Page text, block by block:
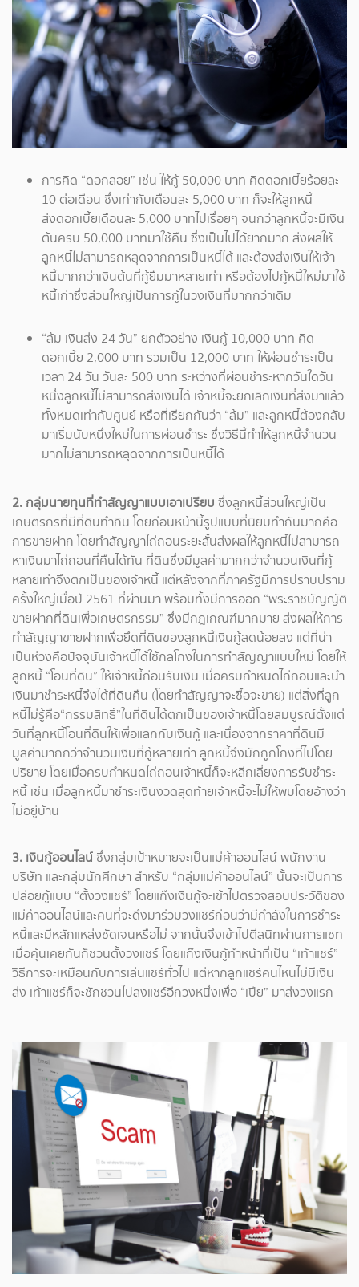
การคิด “ดอกลอย” เช่น ให้กู้ 50,000 บาท คิดดอกเบี้ยร้อยละ
10 ต่อเดือน ซึ่งเท่ากับเดือนละ 5,000 บาท ก็จะให้ลูกหนี้
ส่งดอกเบี้ยเดือนละ 5,000 บาทไปเรื่อยๆ จนกว่าลูกหนี้จะมีเงิน
ต้นครบ 50,000 บาทมาใช้คืน ซึ่งเป็นไปได้ยากมาก ส่งผลให้
ลูกหนี้ไม่สามารถหลุดจากการเป็นหนี้ได้ และต้องส่งเงินให้เจ้า
หนี้มากกว่าเงินต้นที่กู้ยืมมาหลายเท่า หรือต้องไปกู้หนี้ใหม่มาใช้
หนี้เก่าซึ่งส่วนใหญ่เป็นการกู้ในวงเงินที่มากกว่าเดิม
“ล้ม เงินส่ง 24 วัน” ยกตัวอย่าง เงินกู้ 10,000 บาท คิด
ดอกเบี้ย 2,000 บาท รวมเป็น 12,000 บาท ให้ผ่อนชำระเป็น
เวลา 24 วัน วันละ 500 บาท ระหว่างที่ผ่อนชำระหากวันใดวัน
หนึ่งลูกหนี้ไม่สามารถส่งเงินได้ เจ้าหนี้จะยกเลิกเงินที่ส่งมาแล้ว
ทั้งหมดเท่ากับศูนย์ หรือที่เรียกกันว่า “ล้ม” และลูกหนี้ต้องกลับ
มาเริ่มนับหนึ่งใหม่ในการผ่อนชำระ ซึ่งวิธีนี้ทำให้ลูกหนี้จำนวน
มากไม่สามารถหลุดจากการเป็นหนี้ได้
2. กลุ่มนายทุนที่ทำสัญญาแบบเอาเปรียบ ซึ่งลูกหนี้ส่วนใหญ่เป็น
เกษตรกรที่มีที่ดินทำกิน โดยก่อนหน้านี้รูปแบบที่นิยมทำกันมากคือ
การขายฝาก โดยทำสัญญาไถ่ถอนระยะสั้นส่งผลให้ลูกหนี้ไม่สามารถ
หาเงินมาไถ่ถอนที่คืนได้ทัน ที่ดินซึ่งมีมูลค่ามากกว่าจำนวนเงินที่กู้
หลายเท่าจึงตกเป็นของเจ้าหนี้ แต่หลังจากที่ภาครัฐมีการปราบปราม
ครั้งใหญ่เมื่อปี 2561 ที่ผ่านมา พร้อมทั้งมีการออก “พระราชบัญญัติ
ขายฝากที่ดินเพื่อเกษตรกรรม” ซึ่งมีกฎเกณฑ์มากมาย ส่งผลให้การ
ทำสัญญาขายฝากเพื่อยึดที่ดินของลูกหนี้เงินกู้ลดน้อยลง แต่ที่น่า
เป็นห่วงคือปัจจุบันเจ้าหนี้ได้ใช้กลโกงในการทำสัญญาแบบใหม่ โดยให้
ลูกหนี้ “โอนที่ดิน” ให้เจ้าหนี้ก่อนรับเงิน เมื่อครบกำหนดไถ่ถอนและนำ
เงินมาชำระหนี้จึงได้ที่ดินคืน (โดยทำสัญญาจะซื้อจะขาย) แต่สิ่งที่ลูก
หนี้ไม่รู้คือ“กรรมสิทธิ์”ในที่ดินได้ตกเป็นของเจ้าหนี้โดยสมบูรณ์ตั้งแต่
วันที่ลูกหนี้โอนที่ดินให้เพื่อแลกกับเงินกู้ และเนื่องจากราคาที่ดินมี
มูลค่ามากกว่าจำนวนเงินที่กู้หลายเท่า ลูกหนี้จึงมักถูกโกงที่ไปโดย
ปริยาย โดยเมื่อครบกำหนดไถ่ถอนเจ้าหนี้ก็จะหลีกเลี่ยงการรับชำระ
หนี้ เช่น เมื่อลูกหนี้มาชำระเงินงวดสุดท้ายเจ้าหนี้จะไม่ให้พบโดยอ้างว่า
ไม่อยู่บ้าน
3. เงินกู้ออนไลน์ซึ่งกลุ่มเป้าหมายจะเป็นแม่ค้าออนไลน์ พนักงาน
บริษัท และกลุ่มนักศึกษา สำหรับ “กลุ่มแม่ค้าออนไลน์” นั้นจะเป็นการ
ปล่อยกู้แบบ “ตั้งวงแชร์” โดยแก๊งเงินกู้จะเข้าไปตรวจสอบประวัติของ
แม่ค้าออนไลน์และคนที่จะดึงมาร่วมวงแชร์ก่อนว่ามีกำลังในการชำระ
หนี้และมีหลักแหล่งชัดเจนหรือไม่ จากนั้นจึงเข้าไปตีสนิทผ่านการแชท
เมื่อคุ้นเคยกันก็ชวนตั้งวงแชร์ โดยแก๊งเงินกู้ทำหน้าที่เป็น “เท้าแชร์”
วิธีการจะเหมือนกับการเล่นแชร์ทั่วไป แต่หากลูกแชร์คนไหนไม่มีเงิน
ส่ง เท้าแชร์ก็จะชักชวนไปลงแชร์อีกวงหนึ่งเพื่อ “เปีย” มาส่งวงแรก